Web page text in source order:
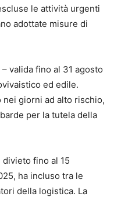
le attività urgenti
adottate misure di
– valida fino al 31 agosto
ed edile.
giorni ad alto rischio,
per la tutela della
fino al 15
ha incluso tra le
della logistica. La